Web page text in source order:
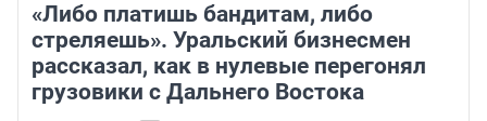
«Либо платишь бандитам, либо
стреляешь». Уральский бизнесмен
рассказал, как в нулевые перегонял
грузовики с Дальнего Востока